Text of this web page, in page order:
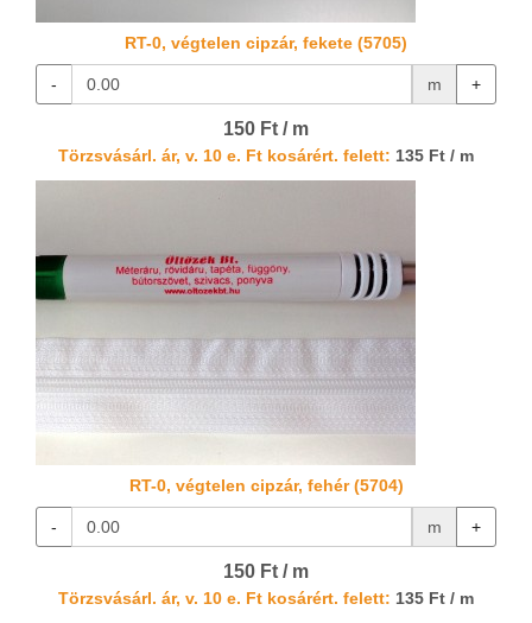
RT-0, végtelen cipzár, fekete (5705)
- m +
150 Ft / m
Törzsvásárl. ár, v. 10 e. Ft kosárért. felett: 135 Ft / m
RT-0, végtelen cipzár, fehér (5704)
- m +
150 Ft / m
Törzsvásárl. ár, v. 10 e. Ft kosárért. felett: 135 Ft / m